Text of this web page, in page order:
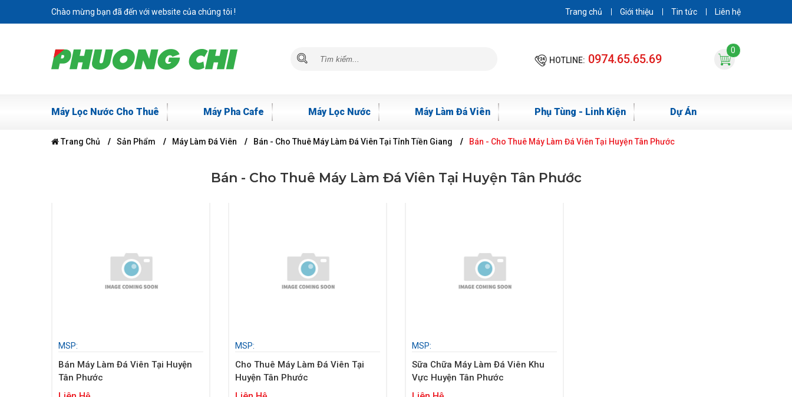
Chào mừng bạn đã đến với website của chúng tôi ! Trang chủ Giới thiệu Tin tức Liên hệ
HOTLINE: 0974.65.65.69
0
Máy Lọc Nước Cho Thuê Máy Pha Cafe Máy Lọc Nước Máy Làm Đá Viên Phụ Tùng - Linh Kiện Dự Án
Trang Chủ Sản Phẩm Máy Làm Đá Viên Bán - Cho Thuê Máy Làm Đá Viên Tại Tỉnh Tiền Giang Bán - Cho Thuê Máy Làm Đá Viên Tại Huyện Tân Phước
Bán - Cho Thuê Máy Làm Đá Viên Tại Huyện Tân Phước
MSP:
Bán Máy Làm Đá Viên Tại Huyện
Tân Phước
MSP:
Cho Thuê Máy Làm Đá Viên Tại
Huyện Tân Phước
MSP:
Sữa Chữa Máy Làm Đá Viên Khu
Vực Huyện Tân Phước